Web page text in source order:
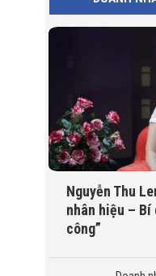
Nguyễn Thu
nhân hiệu – Bí
công”